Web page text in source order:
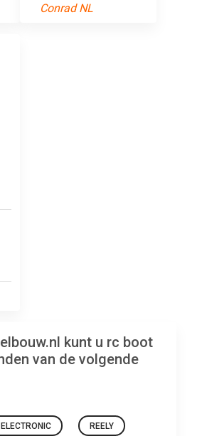
Conrad NL
kunt u rc boot
van de volgende
REELY